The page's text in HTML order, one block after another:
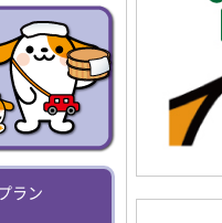
ラン